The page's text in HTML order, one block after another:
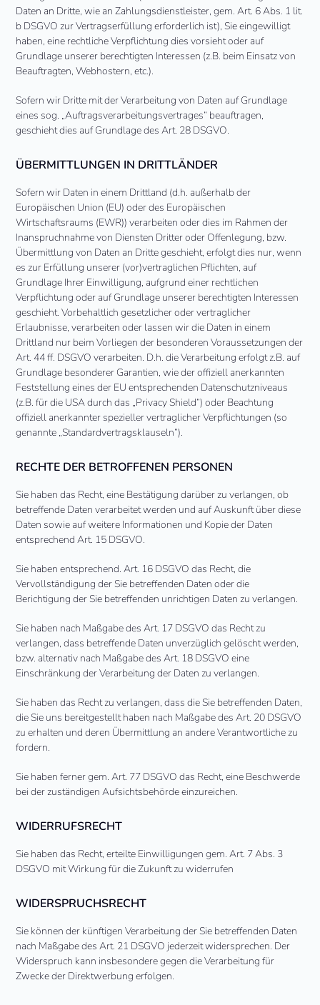
Daten an Dritte, wie an Zahlungsdienstleister, gem. Art. 6 Abs. 1 lit.
b DSGVO zur Vertragserfüllung erforderlich ist), Sie eingewilligt
haben, eine rechtliche Verpflichtung dies vorsieht oder auf
Grundlage unserer berechtigten Interessen (z.B. beim Einsatz von
Beauftragten, Webhostern, etc.).
Sofern wir Dritte mit der Verarbeitung von Daten auf Grundlage
eines sog. „Auftragsverarbeitungsvertrages“ beauftragen,
geschieht dies auf Grundlage des Art. 28 DSGVO.
ÜBERMITTLUNGEN IN DRITTLÄNDER
Sofern wir Daten in einem Drittland (d.h. außerhalb der
Europäischen Union (EU) oder des Europäischen
Wirtschaftsraums (EWR)) verarbeiten oder dies im Rahmen der
Inanspruchnahme von Diensten Dritter oder Offenlegung, bzw.
Übermittlung von Daten an Dritte geschieht, erfolgt dies nur, wenn
es zur Erfüllung unserer (vor)vertraglichen Pflichten, auf
Grundlage Ihrer Einwilligung, aufgrund einer rechtlichen
Verpflichtung oder auf Grundlage unserer berechtigten Interessen
geschieht. Vorbehaltlich gesetzlicher oder vertraglicher
Erlaubnisse, verarbeiten oder lassen wir die Daten in einem
Drittland nur beim Vorliegen der besonderen Voraussetzungen der
Art. 44 ff. DSGVO verarbeiten. D.h. die Verarbeitung erfolgt z.B. auf
Grundlage besonderer Garantien, wie der offiziell anerkannten
Feststellung eines der EU entsprechenden Datenschutzniveaus
(z.B. für die USA durch das „Privacy Shield“) oder Beachtung
offiziell anerkannter spezieller vertraglicher Verpflichtungen (so
genannte „Standardvertragsklauseln“).
RECHTE DER BETROFFENEN PERSONEN
Sie haben das Recht, eine Bestätigung darüber zu verlangen, ob
betreffende Daten verarbeitet werden und auf Auskunft über diese
Daten sowie auf weitere Informationen und Kopie der Daten
entsprechend Art. 15 DSGVO.
Sie haben entsprechend. Art. 16 DSGVO das Recht, die
Vervollständigung der Sie betreffenden Daten oder die
Berichtigung der Sie betreffenden unrichtigen Daten zu verlangen.
Sie haben nach Maßgabe des Art. 17 DSGVO das Recht zu
verlangen, dass betreffende Daten unverzüglich gelöscht werden,
bzw. alternativ nach Maßgabe des Art. 18 DSGVO eine
Einschränkung der Verarbeitung der Daten zu verlangen.
Sie haben das Recht zu verlangen, dass die Sie betreffenden Daten,
die Sie uns bereitgestellt haben nach Maßgabe des Art. 20 DSGVO
zu erhalten und deren Übermittlung an andere Verantwortliche zu
fordern.
Sie haben ferner gem. Art. 77 DSGVO das Recht, eine Beschwerde
bei der zuständigen Aufsichtsbehörde einzureichen.
WIDERRUFSRECHT
Sie haben das Recht, erteilte Einwilligungen gem. Art. 7 Abs. 3
DSGVO mit Wirkung für die Zukunft zu widerrufen
WIDERSPRUCHSRECHT
Sie können der künftigen Verarbeitung der Sie betreffenden Daten
nach Maßgabe des Art. 21 DSGVO jederzeit widersprechen. Der
Widerspruch kann insbesondere gegen die Verarbeitung für
Zwecke der Direktwerbung erfolgen.